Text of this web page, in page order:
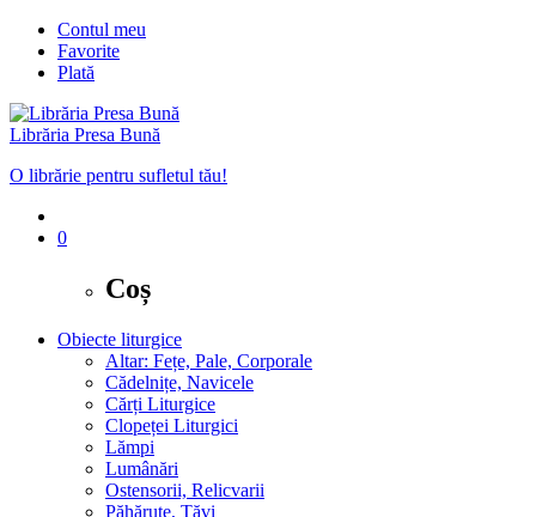
Contul meu
Favorite
Plată
Librăria Presa Bună
O librărie pentru sufletul tău!
0
Coș
Obiecte liturgice
Altar: Fețe, Pale, Corporale
Cădelnițe, Navicele
Cărți Liturgice
Clopeței Liturgici
Lămpi
Lumânări
Ostensorii, Relicvarii
Păhăruțe, Tăvi